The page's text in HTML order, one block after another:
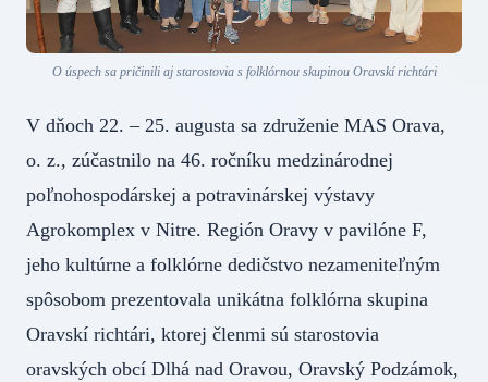
O úspech sa pričinili aj starostovia s folklórnou skupinou Oravskí richtári
V dňoch 22. – 25. augusta sa združenie MAS Orava,
o. z., zúčastnilo na 46. ročníku medzinárodnej
poľnohospodárskej a potravinárskej výstavy
Agrokomplex v Nitre. Región Oravy v pavilóne F,
jeho kultúrne a folklórne dedičstvo nezameniteľným
spôsobom prezentovala unikátna folklórna skupina
Oravskí richtári, ktorej členmi sú starostovia
oravských obcí Dlhá nad Oravou, Oravský Podzámok,